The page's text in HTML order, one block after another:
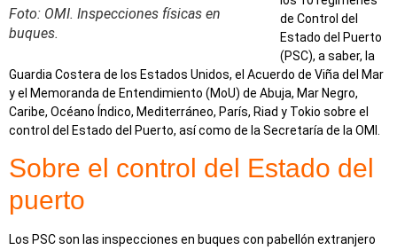
Foto: OMI. Inspecciones físicas en
buques.
de Control del
Estado del Puerto
(PSC), a saber, la
Guardia Costera de los Estados Unidos, el Acuerdo de Viña del Mar
y el Memoranda de Entendimiento (MoU) de Abuja, Mar Negro,
Caribe, Océano Índico, Mediterráneo, París, Riad y Tokio sobre el
control del Estado del Puerto, así como de la Secretaría de la OMI.
Sobre el control del Estado del
puerto
Los PSC son las inspecciones en buques con pabellón extranjero